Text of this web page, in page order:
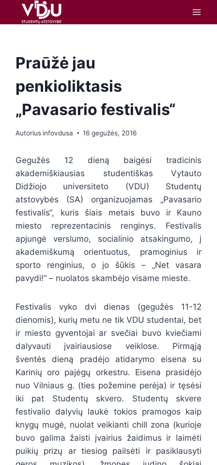
Praūžė jau
penkioliktasis
„Pavasario festivalis“
Autorius infovdusa 16 gegužės, 2016
Gegužės 12 dieną baigėsi tradicinis
akademiškiausias studentiškas Vytauto
Didžiojo universiteto (VDU) Studentų
atstovybės (SA) organizuojamas „Pavasario
festivalis“, kuris šiais metais buvo ir Kauno
miesto reprezentacinis renginys. Festivalis
apjungė verslumo, socialinio atsakingumo, į
akademiškumą orientuotus, pramoginius ir
sporto renginius, o jo šūkis – „Net vasara
pavydi!“ – nuolatos skambėjo visame mieste.
Festivalis vyko dvi dienas (gegužės 11-12
dienomis), kurių metu ne tik VDU studentai, bet
ir miesto gyventojai ar svečiai buvo kviečiami
dalyvauti įvairiausiose veiklose. Pirmąją
šventės dieną pradėjo atidarymo eisena su
Karinių oro pajėgų orkestru. Eisena prasidėjo
nuo Vilniaus g. (ties požemine perėja) ir tęsėsi
iki pat Studentų skvero. Studentų skvere
festivalio dalyvių laukė tokios pramogos kaip
knygų mugė, nuolat veikianti chill zona (kurioje
buvo galima žaisti įvairius žaidimus ir laimėti
puikių prizų ar tiesiog pailsėti ir pasiklausyti